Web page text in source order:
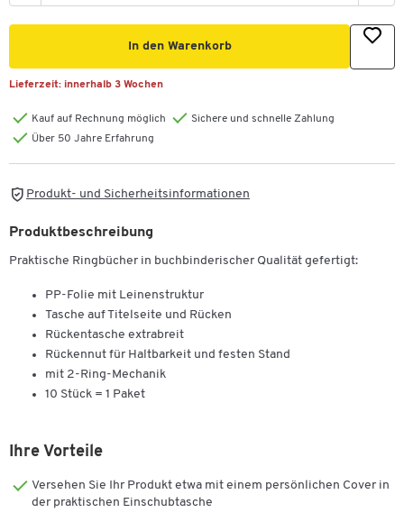
In den Warenkorb
Lieferzeit: innerhalb 3 Wochen
Kauf auf Rechnung möglich
Sichere und schnelle Zahlung
Über 50 Jahre Erfahrung
Produkt- und Sicherheitsinformationen
Produktbeschreibung
Praktische Ringbücher in buchbinderischer Qualität gefertigt:
PP-Folie mit Leinenstruktur
Tasche auf Titelseite und Rücken
Rückentasche extrabreit
Rückennut für Haltbarkeit und festen Stand
mit 2-Ring-Mechanik
10 Stück = 1 Paket
Ihre Vorteile
Versehen Sie Ihr Produkt etwa mit einem persönlichen Cover in
der praktischen Einschubtasche